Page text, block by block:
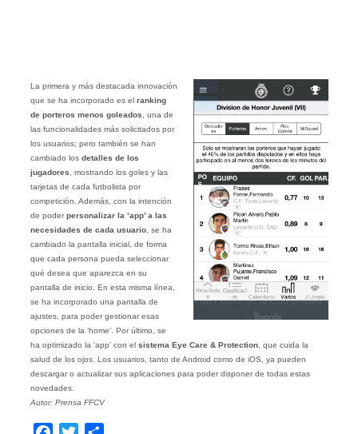
La primera y más destacada innovación
que se ha incorporado es el ranking
de porteros menos goleados , una de
las funcionalidades más solicitados por
los usuarios; pero también se han
cambiado los detalles de los
jugadores , mostrando los goles y las
tarjetas de cada futbolista por
competición. Además, con la intención
de poderpersonalizar la ‘app’ a las
necesidades de cada usuario, se ha
cambiado la pantalla inicial, de forma
que cada persona pueda seleccionar
qué desea que aparezca en su
pantalla de inicio. En esta misma línea,
se ha incorporado una pantalla de
ajustes, para poder gestionar esas
opciones de la ‘home’. Por último, se
ha optimizado la ‘app’ con el sistema Eye Care & Protection, que cuida la
salud de los ojos. Los usuarios, tanto de Android como de iOS, ya pueden
descargar o actualizar sus aplicaciones para poder disponer de todas estas
novedades.
Autor: Prensa FFCV